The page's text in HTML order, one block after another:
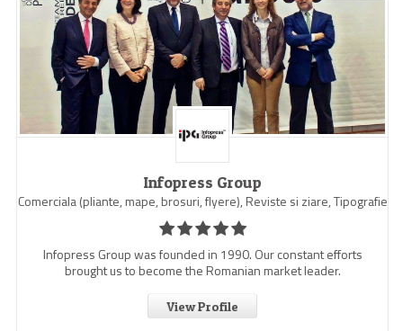
Infopress Group
Comerciala (pliante, mape, brosuri, flyere), Reviste si ziare, Tipografie
Infopress Group was founded in 1990. Our constant efforts
brought us to become the Romanian market leader.
View Profile